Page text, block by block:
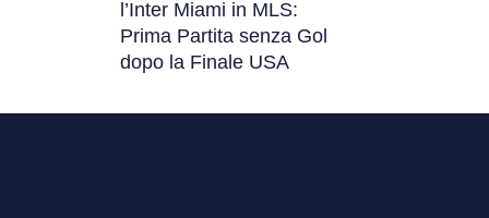
l’Inter Miami in MLS:
Prima Partita senza Gol
dopo la Finale USA